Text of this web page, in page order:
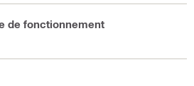
de fonctionnement